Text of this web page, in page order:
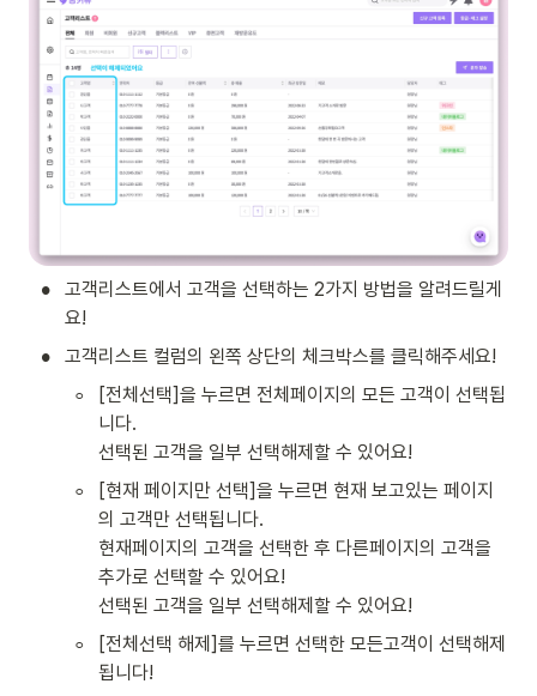
•
고객리스트에서 고객을 선택하는 2가지 방법을 알려드릴게
요!
• 고객리스트 컬럼의 왼쪽 상단의 체크박스를 클릭해주세요!
◦
[전체선택]을 누르면 전체페이지의 모든 고객이 선택됩
니다.
선택된 고객을 일부 선택해제할 수 있어요!
◦
[현재 페이지만 선택]을 누르면 현재 보고있는 페이지
의 고객만 선택됩니다.
현재페이지의 고객을 선택한 후 다른페이지의 고객을
추가로 선택할 수 있어요!
선택된 고객을 일부 선택해제할 수 있어요!
◦
[전체선택 해제]를 누르면 선택한 모든고객이 선택해제
됩니다!